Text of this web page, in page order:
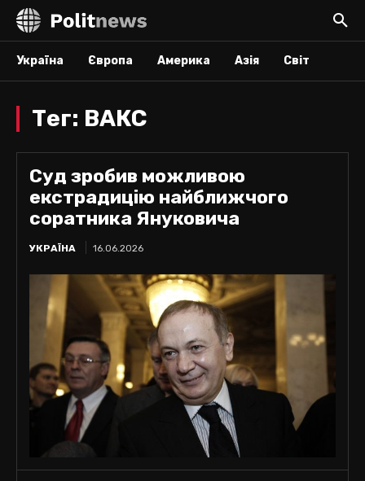
Україна Європа Америка Азія Світ
Тег: ВАКС
Суд зробив можливою
екстрадицію найближчого
соратника Януковича
УКРАЇНА 16.06.2026